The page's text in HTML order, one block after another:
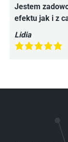
Jestem
efektu jak i z
Lidia